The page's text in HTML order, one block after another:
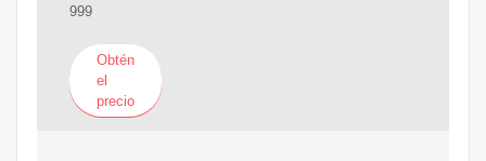
999
Obtén
el
precio